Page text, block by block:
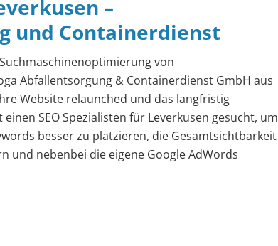
–
und Containerdienst
von
Abfallentsorgung & Containerdienst GmbH aus
Website relaunched und das langfristig
SEO Spezialisten für Leverkusen gesucht, um
besser zu platzieren, die Gesamtsichtbarkeit
und nebenbei die eigene Google AdWords